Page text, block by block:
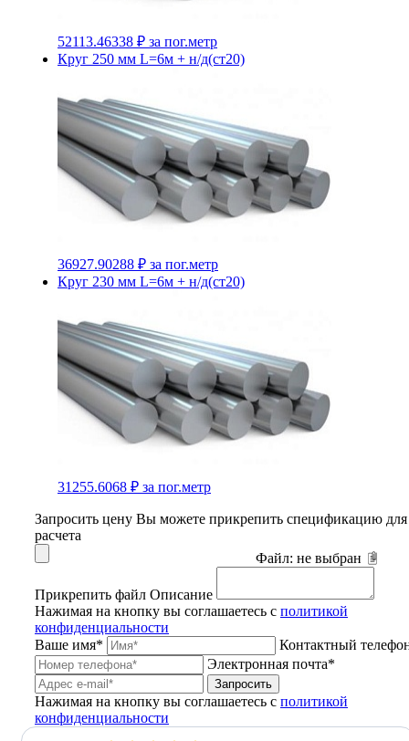
52113.46338 ₽ за пог.метр
Круг 250 мм L=6м + н/д(ст20)
36927.90288 ₽ за пог.метр
Круг 230 мм L=6м + н/д(ст20)
31255.6068 ₽ за пог.метр
Запросить цену Вы можете прикрепить спецификацию для
расчета
Файл: не выбран
Прикрепить файл Описание
Нажимая на кнопку вы соглашаетесь с политикой
конфиденциальности
Ваше имя*
Контактный
Электронная почта*
Запросить
Нажимая на кнопку вы соглашаетесь с политикой
конфиденциальности